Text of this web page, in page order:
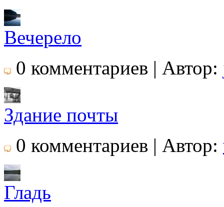
Вечерело
0 комментариев | Автор:
Здание почты
0 комментариев | Автор:
Гладь